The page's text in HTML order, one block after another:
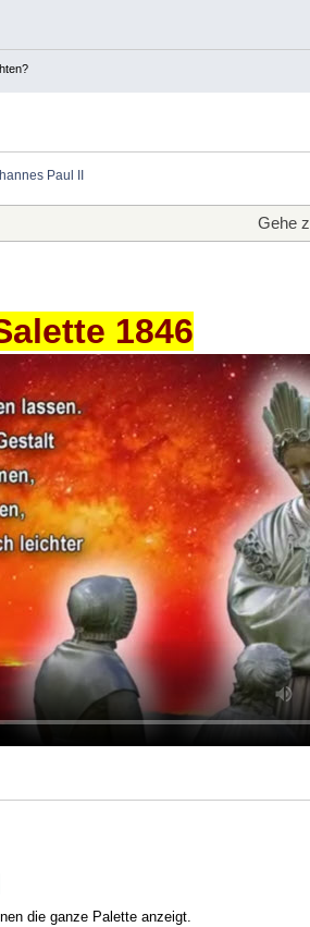
Paul II
Gehe
1846
die ganze Palette anzeigt.